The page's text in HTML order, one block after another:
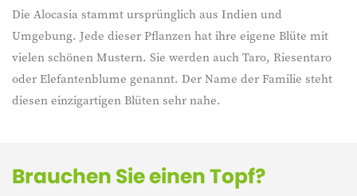
Die Alocasia stammt ursprünglich aus Indien und
Umgebung. Jede dieser Pflanzen hat ihre eigene Blüte mit
vielen schönen Mustern. Sie werden auch Taro, Riesentaro
oder Elefantenblume genannt. Der Name der Familie steht
diesen einzigartigen Blüten sehr nahe.
Brauchen Sie einen Topf?